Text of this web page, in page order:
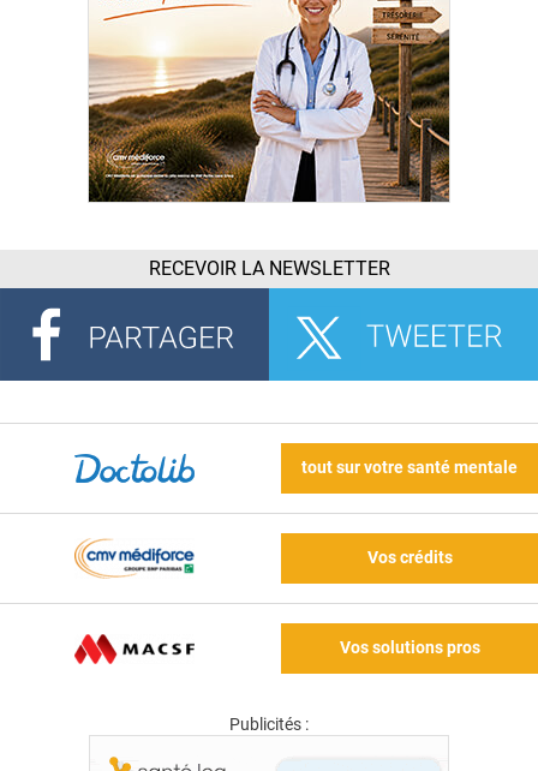
RECEVOIR LA NEWSLETTER
tout sur votre santé mentale
Vos crédits
Vos solutions pros
Publicités :